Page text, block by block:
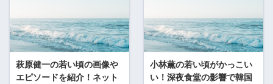
萩原健一の若い頃の画像や
エピソードを紹介！ネット
小林薫の若い頃がかっこい
い！深夜食堂の影響で韓国